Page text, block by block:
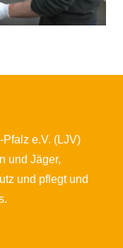
e.V. (LJV)
und Jäger,
und pflegt und